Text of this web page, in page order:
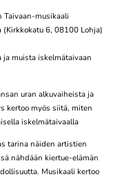
Taivaan-musikaali
6, 08100 Lohja)
ja muista iskelmätaivaan
uran alkuvaiheista ja
kertoo myös siitä, miten
iskelmätaivaalla
tarina näiden artistien
nähdään kiertue-elämän
Musikaali kertoo